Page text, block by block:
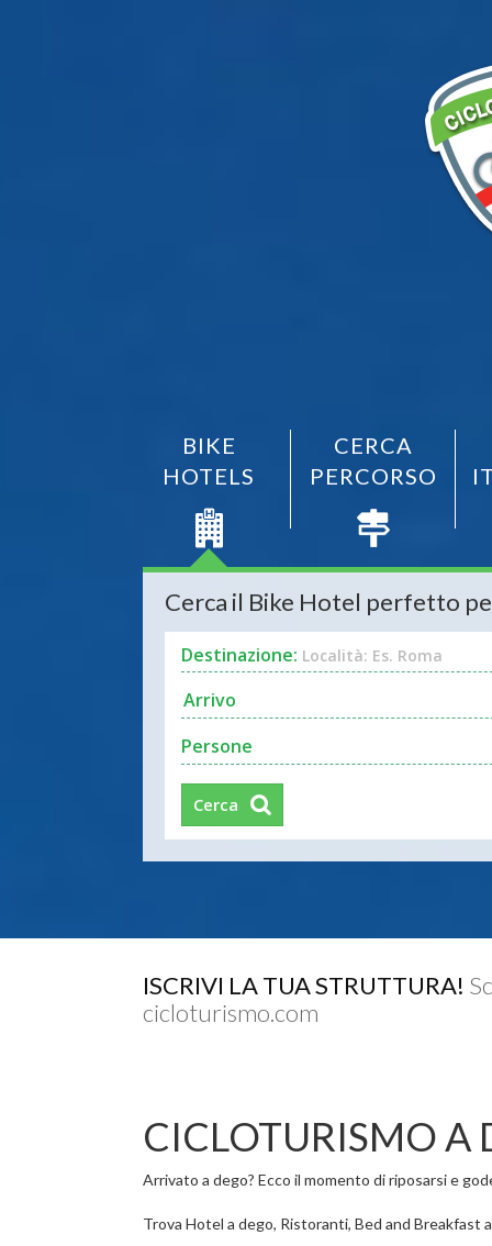
BIKE
HOTELS
CERCA
PERCORSO
Cerca il Bike Hotel perfetto
Destinazione: Località: Es. Roma
Persone
Cerca
ISCRIVI LA TUA STRUTTURA!
cicloturismo.com
CICLOTURISMO A
Arrivato a dego? Ecco il momento di riposarsi e
Trova Hotel a dego, Ristoranti, Bed and Breakfast